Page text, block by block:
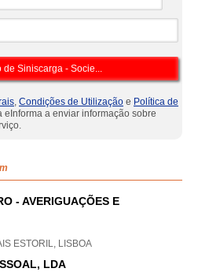
, Condições de Utilização e Política de
eInforma a enviar informação sobre
- AVERIGUAÇÕES E
ESTORIL, LISBOA
LDA